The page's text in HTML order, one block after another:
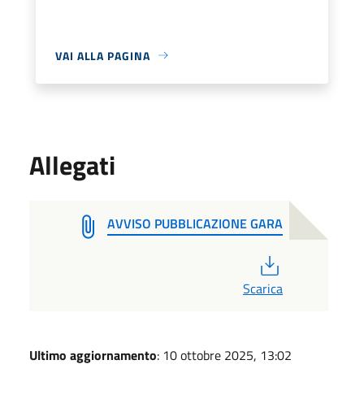
VAI ALLA PAGINA
Allegati
AVVISO PUBBLICAZIONE GARA
Scarica
Ultimo aggiornamento: 10 ottobre 2025, 13:02